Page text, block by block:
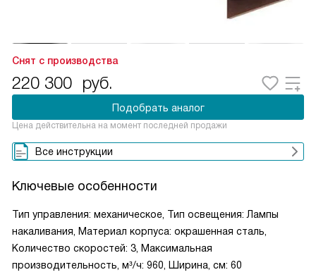
Снят с производства
220 300 руб.
Подобрать аналог
Цена действительна на момент последней продажи
Все инструкции
Ключевые особенности
Тип управления: механическое, Тип освещения: Лампы
накаливания, Материал корпуса: окрашенная сталь,
Количество скоростей: 3, Максимальная
производительность, м³/ч: 960, Ширина, см: 60